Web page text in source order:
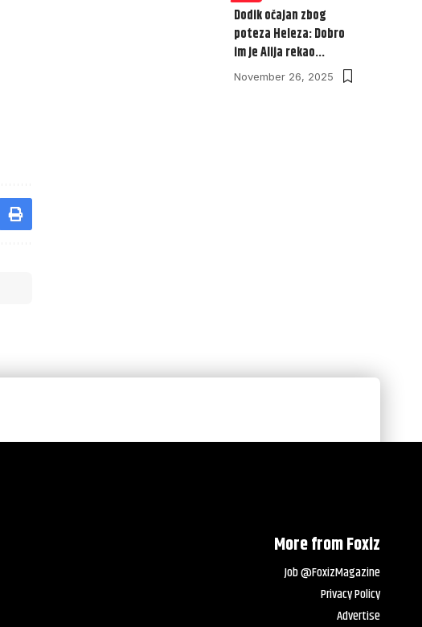
Dodik očajan zbog
poteza Heleza: Dobro
im je Alija rekao…
November 26, 2025
More from Foxiz
Job @FoxizMagazine
Privacy Policy
Advertise